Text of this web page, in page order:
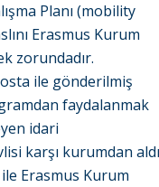
Planı (mobility
Erasmus Kurum
zorundadır.
ile gönderilmiş
faydalanmak
idari
karşı kurumdan
Erasmus Kurum